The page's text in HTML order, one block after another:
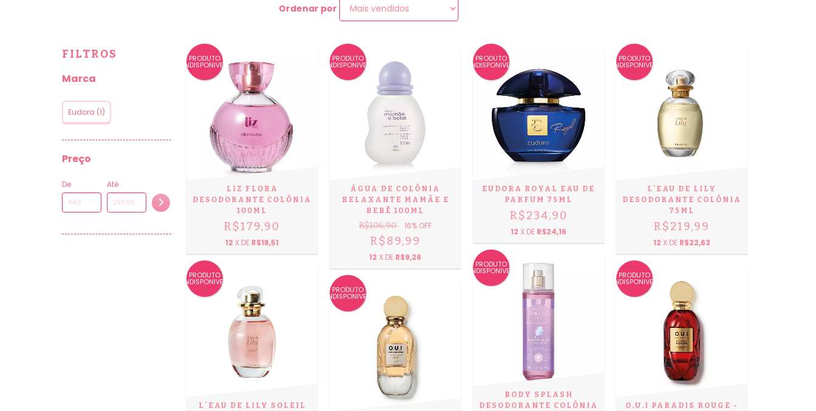
Ordenar por
FILTROS
Marca
Eudora (1)
Preço
De Até
PRODUTO
INDISPONIVEL
LIZ FLORA
DESODORANTE COLÔNIA
100ML
R$179,90
12 X DE R$18,51
PRODUTO
INDISPONIVEL
ÁGUA DE COLÔNIA
RELAXANTE MAMÃE E
BEBÊ 100ML
R$106,90 16% OFF
R$89,99
12 X DE R$9,26
PRODUTO
INDISPONIVEL
EUDORA ROYAL EAU DE
PARFUM 75ML
R$234,90
12 X DE R$24,16
PRODUTO
INDISPONIVEL
L'EAU DE LILY
DESODORANTE COLÔNIA
75ML
R$219,99
12 X DE R$22,63
PRODUTO
INDISPONIVEL
L`EAU DE LILY SOLEIL
PRODUTO
INDISPONIVEL
PRODUTO
INDISPONIVEL
BODY SPLASH
DESODORANTE COLÔNIA
PRODUTO
INDISPONIVEL
O.U.I PARADIS ROUGE -